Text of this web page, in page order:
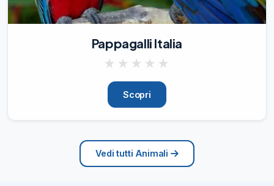
Pappagalli Italia
★ ★ ★ ★ ★
Scopri
Vedi tutti Animali